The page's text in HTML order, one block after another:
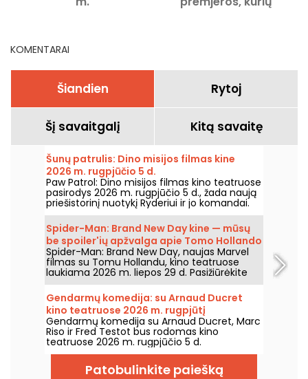
KOMENTARAI
Šiandien Rytoj
Šį savaitgalį Kitą savaitę
Šunų patrulis: Dino misijos filmas kine
2026 m. rugpjūčio 5 d.
Paw Patrol: Dino misijos filmas kino teatruose
pasirodys 2026 m. rugpjūčio 5 d., žada naują
priešistorinį nuotykį Ryderiui ir jo komandai.
Spider-Man: Brand New Day kine — mūsų
be spoiler'ių apžvalga apie Tomo Hollando
grįžimą į Žmogų-Vorą
Spider-Man: Brand New Day, naujas Marvel
filmas su Tomu Hollandu, kino teatruose
laukiama 2026 m. liepos 29 d. Pasižiūrėkite
mūsų apžvalgą!
Gendarmų komedija: su Arnaud Ducret
kino teatruose 2026 m. rugpjūtį
Gendarmų komedija su Arnaud Ducret, Marc
Riso ir Fred Testot bus rodomas kino
teatruose 2026 m. rugpjūčio 5 d.
Patobulinkite paiešką